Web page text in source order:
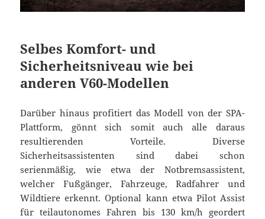
Selbes Komfort- und
Sicherheitsniveau wie bei
anderen V60-Modellen
Darüber hinaus profitiert das Modell von der SPA-
Plattform, gönnt sich somit auch alle daraus
resultierenden Vorteile. Diverse
Sicherheitsassistenten sind dabei schon
serienmäßig, wie etwa der Notbremsassistent,
welcher Fußgänger, Fahrzeuge, Radfahrer und
Wildtiere erkennt. Optional kann etwa Pilot Assist
für teilautonomes Fahren bis 130 km/h geordert